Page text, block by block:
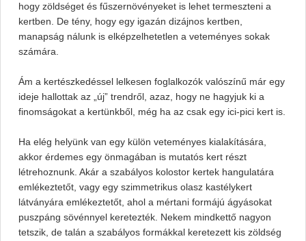
hogy zöldséget és fűszernövényeket is lehet termeszteni a
kertben. De tény, hogy egy igazán dizájnos kertben,
manapság nálunk is elképzelhetetlen a veteményes sokak
számára.
Ám a kertészkedéssel lelkesen foglalkozók valószínű már egy
ideje hallottak az „új” trendről, azaz, hogy ne hagyjuk ki a
finomságokat a kertünkből, még ha az csak egy ici-pici kert is.
Ha elég helyünk van egy külön veteményes kialakítására,
akkor érdemes egy önmagában is mutatós kert részt
létrehoznunk. Akár a szabályos kolostor kertek hangulatára
emlékeztetőt, vagy egy szimmetrikus olasz kastélykert
látványára emlékeztetőt, ahol a mértani formájú ágyásokat
puszpáng sövénnyel keretezték. Nekem mindkettő nagyon
tetszik, de talán a szabályos formákkal keretezett kis zöldség